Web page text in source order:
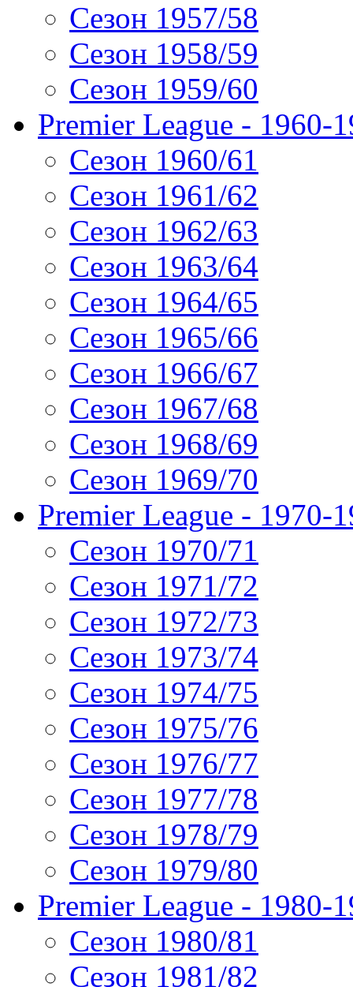
Сезон 1957/58
Сезон 1958/59
Сезон 1959/60
Premier League - 1960-
Сезон 1960/61
Сезон 1961/62
Сезон 1962/63
Сезон 1963/64
Сезон 1964/65
Сезон 1965/66
Сезон 1966/67
Сезон 1967/68
Сезон 1968/69
Сезон 1969/70
Premier League - 1970-
Сезон 1970/71
Сезон 1971/72
Сезон 1972/73
Сезон 1973/74
Сезон 1974/75
Сезон 1975/76
Сезон 1976/77
Сезон 1977/78
Сезон 1978/79
Сезон 1979/80
Premier League - 1980-
Сезон 1980/81
Сезон 1981/82